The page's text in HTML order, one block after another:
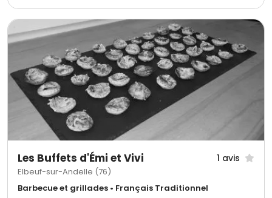
Les Buffets d'Émi et Vivi 1 avis
Elbeuf-sur-Andelle (76)
Barbecue et grillades • Français Traditionnel